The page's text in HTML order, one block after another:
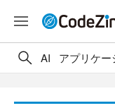
AI アプリケ